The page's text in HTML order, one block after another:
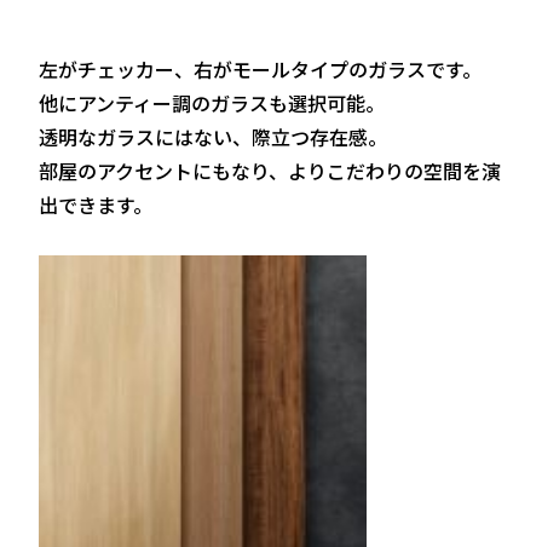
左がチェッカー、右がモールタイプのガラスです。
他にアンティー調のガラスも選択可能。
透明なガラスにはない、際立つ存在感。
部屋のアクセントにもなり、よりこだわりの空間を演
出できます。